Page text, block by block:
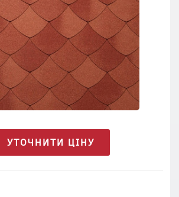
УТОЧНИТИ ЦІНУ